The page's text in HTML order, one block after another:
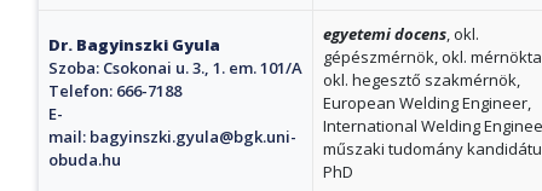
Dr. Bagyinszki Gyula
Szoba: Csokonai u. 3., 1. em. 101/A
Telefon: 666-7188
E-
mail: bagyinszki.gyula@bgk.uni-
obuda.hu
egyetemi docens , okl.
gépészmérnök, okl.
okl. hegesztő szakmérnök,
European Welding Engineer,
International Welding
műszaki tudomány
PhD